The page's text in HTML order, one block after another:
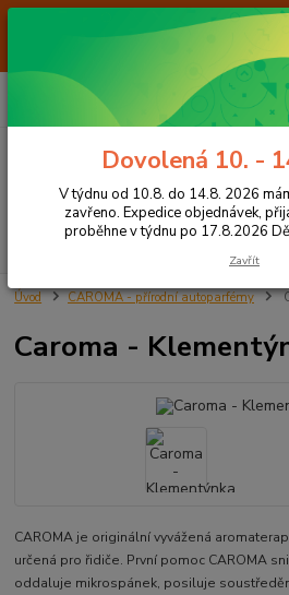
Od 7.8. do 14.8. 2026 máme z důvodu
objednávek, přijatých v tomto období,
Děkujeme za
CZK
+420 605 283 713
Úvod CAROMA - přírodní autoparfémy
Caroma -
CAROMA je originální vyvážená
určená pro řidiče. První pomoc CAROMA
oddaluje mikrospánek, posiluje
Dovolená 10. -
V týdnu od 10.8. do 14.8. 2026
zavřeno. Expedice objednávek,
proběhne v týdnu po 17.8.2026
Zavřít